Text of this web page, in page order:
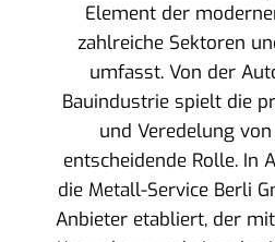
Element der
zahlreiche Sektoren
umfasst. Von der
Bauindustrie spielt die
und Veredelung
entscheidende Rolle. In
die Metall-Service Berli
Anbieter etabliert, der